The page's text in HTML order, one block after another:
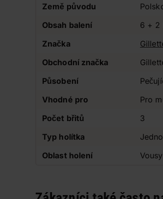
Země původu
Obsah balení
6 + 2
Značka
Obchodní značka
Působení
Vhodné pro
Pro
Počet břitů
3
Typ holítka
Oblast holení
Vousy